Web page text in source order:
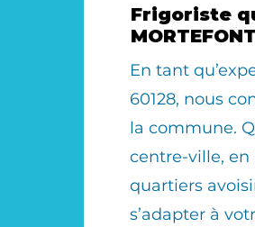
Frigoriste
En tant
60128, nous
la commune.
centre-ville, en
quartiers
s’adapter à